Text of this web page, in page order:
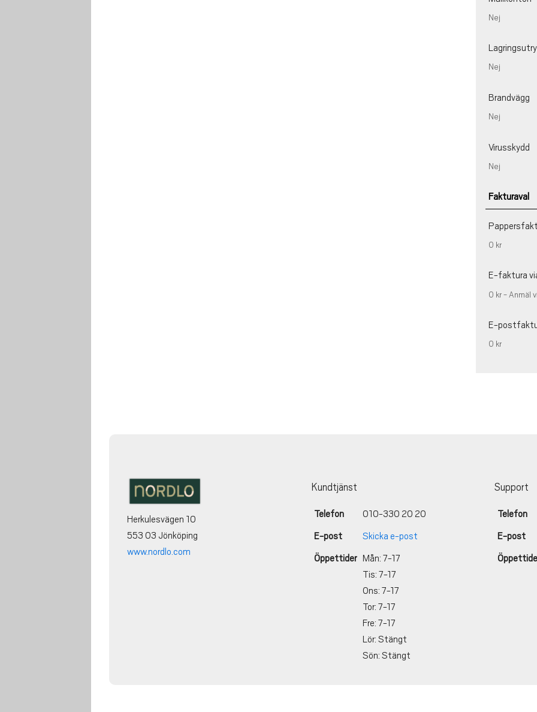
Nej
Nej
Brandvägg
Nej
Virusskydd
Nej
Fakturaval
0 kr
E-faktura
0 kr - Anmäl
E-
0 kr
Herkulesvägen 10
553 03 Jönköping
www.nordlo.com
Kundtjänst
Telefon 010-330 20 20
E-post Skicka e-post
Öppettider Mån: 7-17
Tis: 7-17
Ons: 7-17
Tor: 7-17
Fre: 7-17
Lör: Stängt
Sön: Stängt
Support
Telefon
E-post